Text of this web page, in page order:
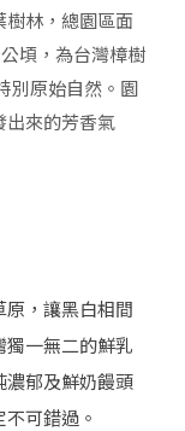
樹林，總園區面
頃，為台灣樟樹
別原始自然。園
出來的芳香氣
原，讓黑白相間
一無二的鮮乳
濃郁及鮮奶饅頭
可錯過。